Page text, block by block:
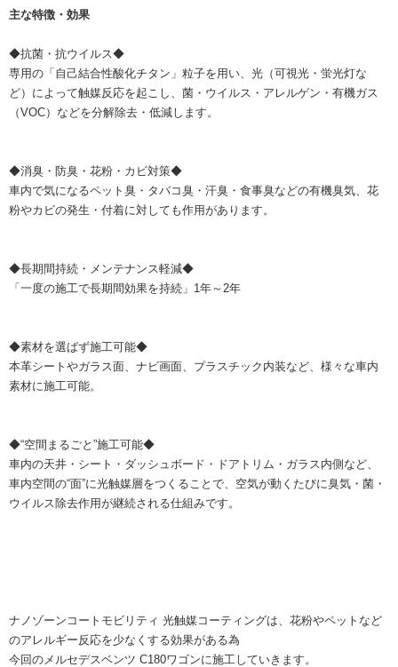
主な特徴・効果
◆抗菌・抗ウイルス◆
専用の「自己結合性酸化チタン」粒子を用い、光（可視光・蛍光灯な
ど）によって触媒反応を起こし、菌・ウイルス・アレルゲン・有機ガス
（VOC）などを分解除去・低減します。
◆消臭・防臭・花粉・カビ対策◆
車内で気になるペット臭・タバコ臭・汗臭・食事臭などの有機臭気、花
粉やカビの発生・付着に対しても作用があります。
◆長期間持続・メンテナンス軽減◆
「一度の施工で長期間効果を持続」1年～2年
◆素材を選ばず施工可能◆
本革シートやガラス面、ナビ画面、プラスチック内装など、様々な車内
素材に施工可能。
◆“空間まるごと”施工可能◆
車内の天井・シート・ダッシュボード・ドアトリム・ガラス内側など、
車内空間の“面”に光触媒層をつくることで、空気が動くたびに臭気・菌・
ウイルス除去作用が継続される仕組みです。
ナノゾーンコートモビリティ 光触媒コーティングは、花粉やペットなど
のアレルギー反応を少なくする効果がある為
今回のメルセデスベンツ C180ワゴンに施工していきます。